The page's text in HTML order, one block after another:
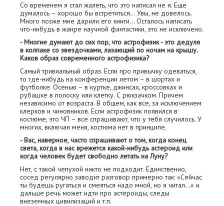
Со временем я стал жалеть, что это написал не я. Еще
думалось – хорошо бы встретиться… Увы, не довелось.
Много позже мне дарили его книги… Осталось написать
что-нибудь в жанре научной фантастики, это не исключено.
- Многие думают до сих пор, что астрофизик - это дедуля
в колпаке со звездочками, лазающий по ночам на крышу.
Каков образ современного астрофизика?
Самый тривиальный образ. Если про привычку одеваться,
то где-нибудь на конференции летом – в шортах и
футболке. Осенью – в куртке, джинсах, кроссовках и
рубашке в полоску или клетку. С рюкзачком. Причем
независимо от возраста. В общем, как все, за исключением
клерков и чиновников. Если астрофизик появился в
костюме, это ЧП – все спрашивают, что у тебя случилось. У
многих, включая меня, костюма нет в принципе.
- Вас, наверное, часто спрашивают о том, когда конец
света, когда в нас врежется какой-нибудь астероид или
когда человек будет свободно летать на Луну?
Нет, с такой чепухой никто не подходит. Единственно,
сосед регулярно заводит разговор примерно так: «Сейчас
ты будешь ругаться и смеяться надо мной, но я читал…» и
дальше речь может идти про астероиды, следы
внеземных цивилизаций и т.п.